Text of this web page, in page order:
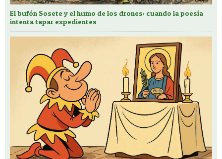
El bufón Sosete y el humo de los drones: cuando la poesía
intenta tapar expedientes